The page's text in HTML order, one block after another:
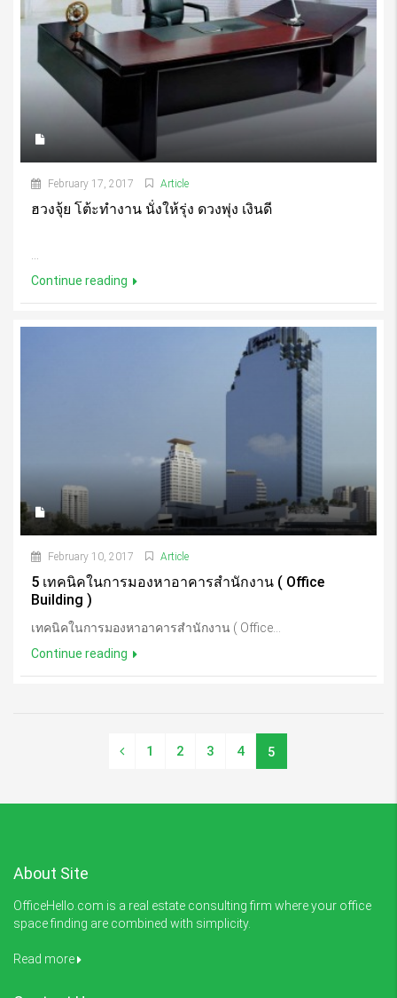
February 17, 2017 Article
ฮวงจุ้ย โต้ะทำงาน นั่งให้รุ่ง ดวงพุ่ง เงินดี
Continue reading
February 10, 2017 Article
5 เทคนิคในการมองหาอาคารสำนักงาน ( Office
Building )
เทคนิคในการมองหาอาคารสำนักงาน ( Office...
Continue reading
1 2 3 4 5
About Site
OfficeHello.com is a real estate consulting firm where your office
space finding are combined with simplicity.
Read more